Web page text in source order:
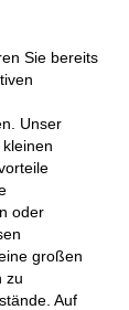
Sie bereits
Unser
oder
großen
zu
Auf